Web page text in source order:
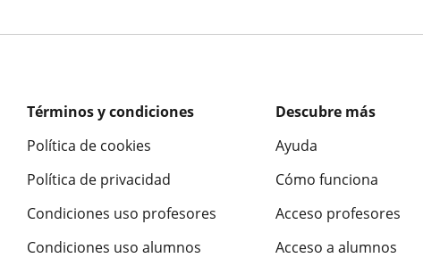
Términos y condiciones
Política de cookies
Política de privacidad
Condiciones uso profesores
Condiciones uso alumnos
Descubre más
Ayuda
Cómo funciona
Acceso profesores
Acceso a alumnos